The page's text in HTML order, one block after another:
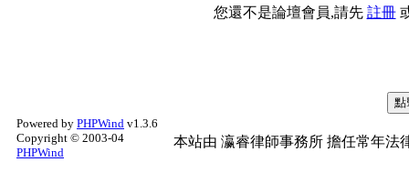
您還不是論壇會員,請先 註冊
Powered by PHPWind v1.3.6
Copyright © 2003-04
PHPWind
本站由 瀛睿律師事務所 擔任常年法